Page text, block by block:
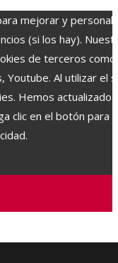
mejorar y
(si los hay).
de terceros como
Youtube. Al utilizar el
Hemos actualizado
clic en el botón para